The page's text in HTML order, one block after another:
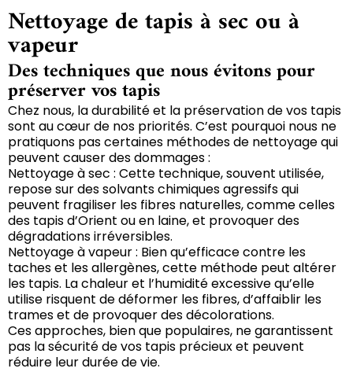
Nettoyage de tapis à sec ou à
vapeur
Des techniques que nous évitons pour
préserver vos tapis
Chez nous, la durabilité et la préservation de vos tapis
sont au cœur de nos priorités. C’est pourquoi nous ne
pratiquons pas certaines méthodes de nettoyage qui
peuvent causer des dommages :
Nettoyage à sec : Cette technique, souvent utilisée,
repose sur des solvants chimiques agressifs qui
peuvent fragiliser les fibres naturelles, comme celles
des tapis d’Orient ou en laine, et provoquer des
dégradations irréversibles.
Nettoyage à vapeur : Bien qu’efficace contre les
taches et les allergènes, cette méthode peut altérer
les tapis. La chaleur et l’humidité excessive qu’elle
utilise risquent de déformer les fibres, d’affaiblir les
trames et de provoquer des décolorations.
Ces approches, bien que populaires, ne garantissent
pas la sécurité de vos tapis précieux et peuvent
réduire leur durée de vie.